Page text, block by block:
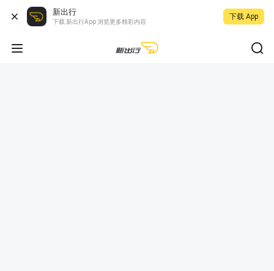
新出行
下载 新出行App 浏览更多精彩内容
下载 App